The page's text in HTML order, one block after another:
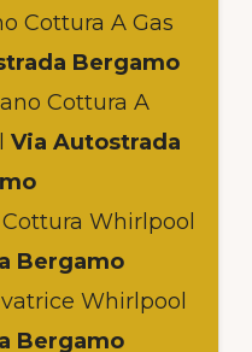
Cottura A Gas
Bergamo
Cottura A
Via Autostrada
Whirlpool
Bergamo
Whirlpool
Bergamo